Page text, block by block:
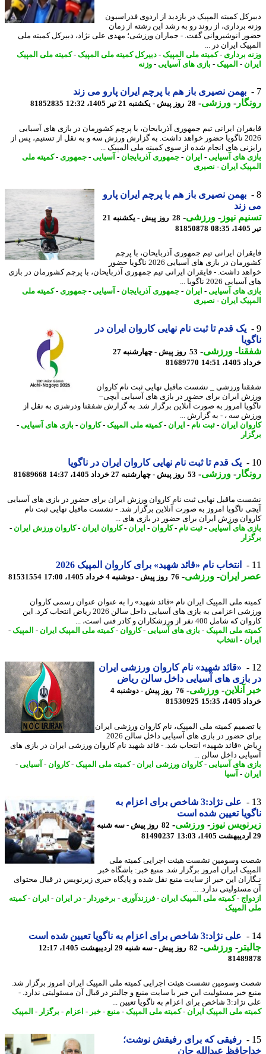
کمیته المپیک در بازدید از اردوی فدراسیون
برداری، از روند رو به رشد این رشته از زمان
انوشیروانی گفت. - جماران ورزشی؛ مهدی علی نژاد، دبیرکل کمیته ملی
ایران در ...
برداری- کمیته ملی المپیک-دبیرکل کمیته ملی المپیک-کمیته ملی المپیک
- المپیک-بازی های آسیایی-وزنه
بهمن نصیری باز هم با پرچم ایران پارو می زند
-ورزشی-28 روز پیش - یکشنبه 21 تیر 1405، 12:32 81852835
ایرانی تیم جمهوری آذربایحان، با پرچم کشورمان در بازی های آسیایی
2026 ناگویا حضور خواهد داشت. به گزارش ورزش سه و به نقل از تسنیم، پس از
های انجام شده از سوی کمیته ملی المپیک ...
های آسیایی-ایران - جمهوری آذربایجان-آسیایی-جمهوری- کمیته ملی
ایران - نصیری
بهمن نصیری باز هم با پرچم ایران پارو
زند
نیوز-ورزشی-
28 روز پیش - یکشنبه 21
81850878
ایرانی تیم جمهوری آذربایحان، با پرچم
کشورمان در بازی های آسیایی 2026 ناگویا حضور
داشت. - قایقران ایرانی تیم جمهوری آذربایحان، با پرچم کشورمان در بازی
2026 ناگویا ...
های آسیایی-ایران - جمهوری آذربایجان-آسیایی-جمهوری- کمیته ملی
ایران - نصیری
یک قدم تا ثبت نام نهایی کاروان ایران در
-ورزشی-
53 روز پیش - چهارشنبه 27
14:51
81689770
ورزشی _ نشست ماقبل نهایی ثبت نام کاروان
ایران برای حضور در بازی های آسیایی آیچی–
امروز به صورت آنلاین برگزار شد. به گزارش شفقنا وذرشزی به نقل از
سه ، - به گزارش ...
ایران - ثبت نام-ایران - کمیته ملی المپیک-کاروان - بازی های آسیایی-
یک قدم تا ثبت نام نهایی کاروان ایران در ناگویا
-ورزشی-53 روز پیش - چهارشنبه 27 خرداد 1405، 14:37 81689668
ماقبل نهایی ثبت نام کاروان ورزش ایران برای حضور در بازی های آسیایی
ناگویا امروز به صورت آنلاین برگزار شد. - نشست ماقبل نهایی ثبت نام
ورزش ایران برای حضور در بازی های ...
های آسیایی-ثبت نام-کاروان - ایران - کاروان ایران - کاروان ورزش ایران -
انتخاب نام «قائد شهید» برای کاروان المپیک 2026
ایران- ورزشی-76 روز پیش - دوشنبه 4 خرداد 1405، 17:00 81531554
ملی المپیک ایران نام «قائد شهید» را به عنوان عنوان رسمی کاروان
ورزشی اعزامی به بازی های آسیایی داخل سالن 2026 ریاض انتخاب کرد. این
400 نفر از ورزشکاران و کادر فنی است، ...
ملی المپیک-بازی های آسیایی-کاروان - کمیته ملی المپیک ایران - المپیک-
- انتخاب
«قائد شهید» نام کاروان ورزشی ایران
بازی های آسیایی داخل سالن ریاض
آنلاین-ورزشی-
76 روز پیش - دوشنبه 4
15:35
81530925
کمیته ملی المپیک، نام کاروان ورزشی ایران
برای حضور در بازی های آسیایی داخل سالن 2026
«قائد شهید» انتخاب شد. - قائد شهید نام کاروان ورزشی ایران در بازی های
داخل سالن ...
های آسیایی-کاروان ورزشی ایران - کمیته ملی المپیک-کاروان - آسیایی-
- آسیا
علی نژاد:3 شاخص برای اعزام به
تعیین شده است
نیوز-ورزشی-
82 روز پیش - سه شنبه
81490237
وسومین نشست هیئت اجرایی کمیته ملی
ایران امروز برگزار شد. منبع خبر: باشگاه خبر
این خبر از سایت منبع نقل شده و پایگاه خبری زیرنویس در قبال محتوای
ندارد. ...
-کمیته ملی المپیک ایران - فرزندآوری - برخوردار-در ایران - ایران -
کمیته
المپیک
علی نژاد:3 شاخص برای اعزام به ناگویا تعیین شده است
-ورزشی-82 روز پیش - سه شنبه 29 اردیبهشت 1405، 12:17
وسومین نشست هیئت اجرایی کمیته ملی المپیک ایران امروز برگزار شد.
خبر مسئولیت این خبر با سایت منبع و جالبتر در قبال آن مسئولیتی ندارد. -
اعزام به ناگویا تعیین ...
ملی المپیک ایران - کمیته ملی المپیک-منبع -خبر-اعزام- برگزار - المپیک
رفیقی که برای رفیقش نوشت؛
عبدالله جان